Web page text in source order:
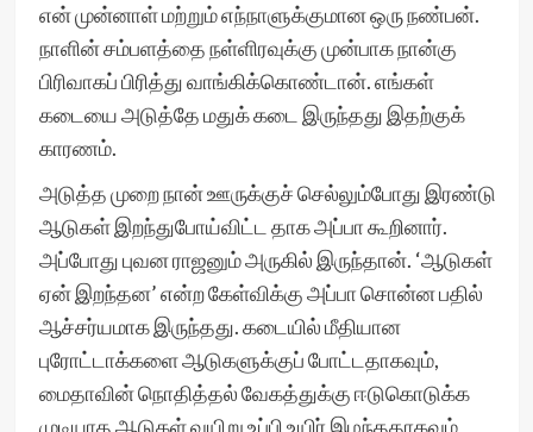
என் முன்னாள் மற்றும் எந்நாளுக்குமான ஒரு நண்பன்.
நாளின் சம்பளத்தை நள்ளிரவுக்கு முன்பாக நான்கு
பிரிவாகப் பிரித்து வாங்கிக்கொண்டான். எங்கள்
கடையை அடுத்தே மதுக் கடை இருந்தது இதற்குக்
காரணம்.
அடுத்த முறை நான் ஊருக்குச் செல்லும்போது இரண்டு
ஆடுகள் இறந்துபோய்விட்ட தாக அப்பா கூறினார்.
அப்போது புவன ராஜனும் அருகில் இருந்தான். ‘ஆடுகள்
ஏன் இறந்தன’ என்ற கேள்விக்கு அப்பா சொன்ன பதில்
ஆச்சர்யமாக இருந்தது. கடையில் மீதியான
புரோட்டாக்களை ஆடுகளுக்குப் போட்டதாகவும்,
மைதாவின் நொதித்தல் வேகத்துக்கு ஈடுகொடுக்க
முடியாத ஆடுகள் வயிறு உப்பி உயிர் இழந்ததாகவும்